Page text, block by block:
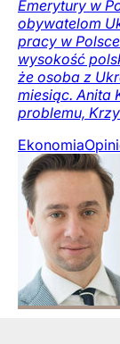
Emerytury w
obywatelom
pracy w
wysokość
że osoba z
miesiąc. Anita
problemu,
Ekonomia